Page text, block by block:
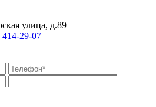
улица, д.89
414-29-07